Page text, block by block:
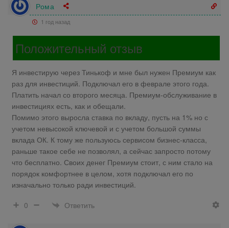
Рома
1 год назад
Положительный отзыв
Я инвестирую через Тинькоф и мне был нужен Премиум как
раз для инвестиций. Подключал его в феврале этого года.
Платить начал со второго месяца. Премиум-обслуживание в
инвестициях есть, как и обещали.
Помимо этого выросла ставка по вкладу, пусть на 1% но с
учетом невысокой ключевой и с учетом большой суммы
вклада ОК. К тому же пользуюсь сервисом бизнес-класса,
раньше такое себе не позволял, а сейчас запросто потому
что бесплатно. Своих денег Премиум стоит, с ним стало на
порядок комфортнее в целом, хотя подключал его по
изначально только ради инвестиций.
0
Ответить